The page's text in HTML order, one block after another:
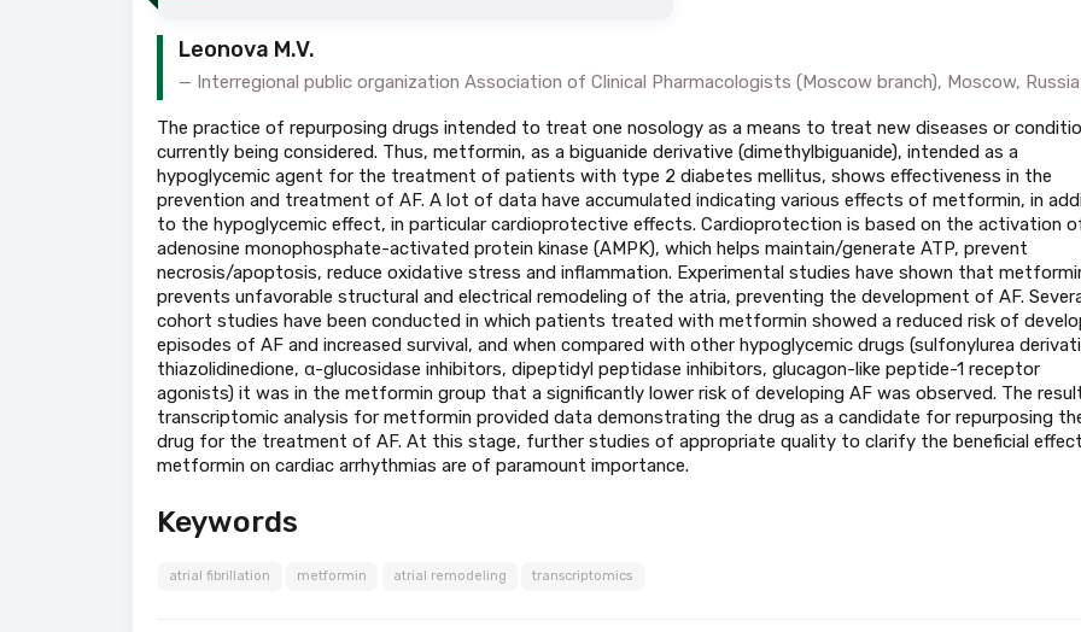
Leonova M.V.
Interregional public organization Association of Clinical Pharmacologists (Moscow branch), Moscow, Russia
The practice of repurposing drugs intended to treat one nosology as a means to treat new diseases or
currently being considered. Thus, metformin, as a biguanide derivative (dimethylbiguanide), intended as a
hypoglycemic agent for the treatment of patients with type 2 diabetes mellitus, shows effectiveness in the
prevention and treatment of AF. A lot of data have accumulated indicating various effects of metformin, in
to the hypoglycemic effect, in particular cardioprotective effects. Cardioprotection is based on the activation
adenosine monophosphate-activated protein kinase (AMPK), which helps maintain/generate ATP, prevent
necrosis/apoptosis, reduce oxidative stress and inflammation. Experimental studies have shown that
prevents unfavorable structural and electrical remodeling of the atria, preventing the development of AF.
cohort studies have been conducted in which patients treated with metformin showed a reduced risk of
episodes of AF and increased survival, and when compared with other hypoglycemic drugs (sulfonylurea
thiazolidinedione, α-glucosidase inhibitors, dipeptidyl peptidase inhibitors, glucagon-like peptide-1 receptor
agonists) it was in the metformin group that a significantly lower risk of developing AF was observed. The
transcriptomic analysis for metformin provided data demonstrating the drug as a candidate for repurposing
drug for the treatment of AF. At this stage, further studies of appropriate quality to clarify the beneficial
metformin on cardiac arrhythmias are of paramount importance.
Keywords
atrial fibrillation metformin atrial remodeling transcriptomics